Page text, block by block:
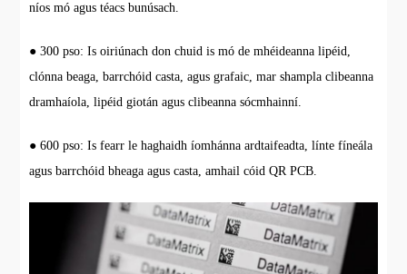
níos mó agus téacs bunúsach.
● 300 pso: Is oiriúnach don chuid is mó de mhéideanna lipéid,
clónna beaga, barrchóid casta, agus grafaic, mar shampla clibeanna
dramhaíola, lipéid giotán agus clibeanna sócmhainní.
● 600 pso: Is fearr le haghaidh íomhánna ardtaifeadta, línte fíneála
agus barrchóid bheaga agus casta, amhail cóid QR PCB.